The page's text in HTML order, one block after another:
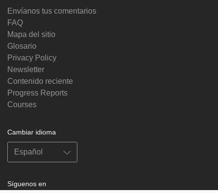
Envíanos tus comentarios
FAQ
Mapa del sitio
Glosario
Privacy Policy
Newsletter
Contenido reciente
Progress Reports
Courses
Cambiar idioma
Síguenos en